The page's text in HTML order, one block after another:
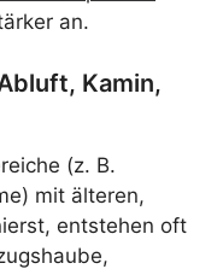
an.
Kamin,
(z. B.
mit älteren,
entstehen oft